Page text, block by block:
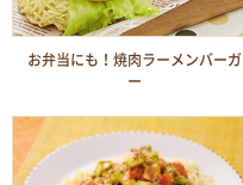
お弁当にも！焼肉ラーメンバーガ
ー